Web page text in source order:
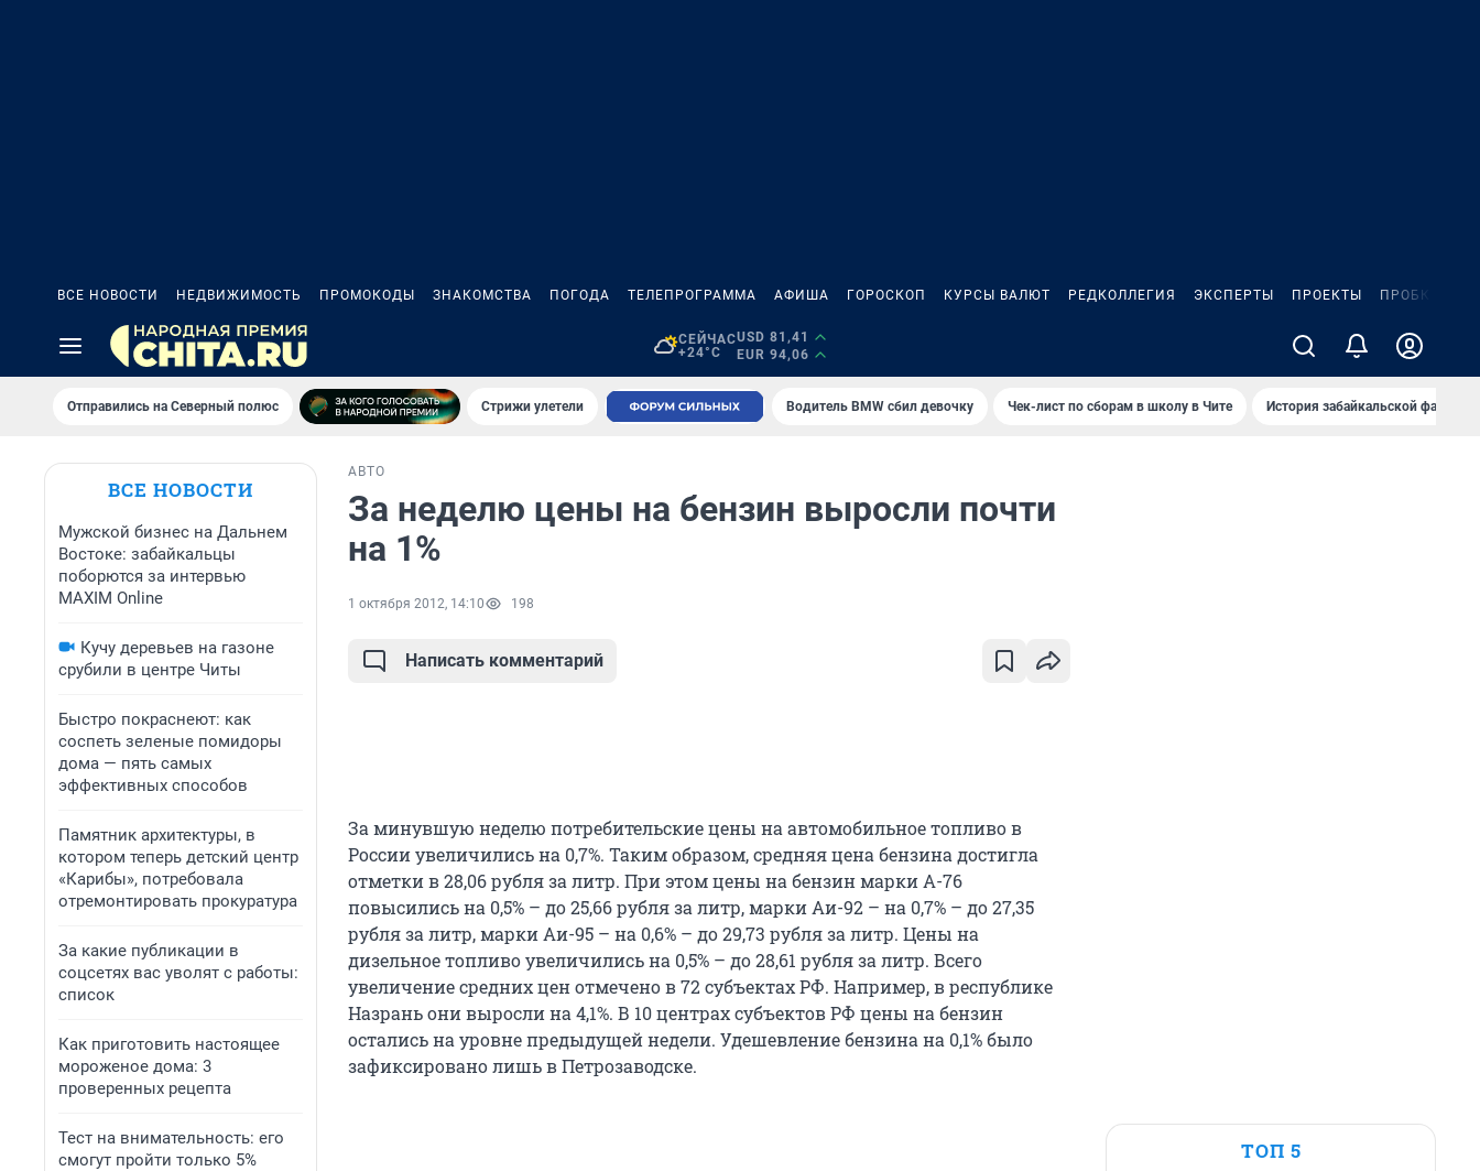
ВСЕ НОВОСТИ НЕДВИЖИМОСТЬ ПРОМОКОДЫ ЗНАКОМСТВА ПОГОДА ТЕЛЕПРОГРАММА АФИША ГОРОСКОП КУРСЫ ВАЛЮТ РЕДКОЛЛЕГИЯ ЭКСПЕРТЫ ПРОЕКТЫ ПРОБКИ
СЕЙЧАС
+24°C
USD 81,41
EUR 94,06
Отправились на Северный полюс Стрижи улетели Водитель BMW сбил девочку Чек-лист по сборам в школу в Чите История забайкальской фамилии
ВСЕ НОВОСТИ
Мужской бизнес на Дальнем
Востоке: забайкальцы
поборются за интервью
MAXIM Online
Кучу деревьев на газоне
срубили в центре Читы
Быстро покраснеют: как
соспеть зеленые помидоры
дома — пять самых
эффективных способов
Памятник архитектуры, в
котором теперь детский центр
«Карибы», потребовала
отремонтировать прокуратура
За какие публикации в
соцсетях вас уволят с работы:
список
Как приготовить настоящее
мороженое дома: 3
проверенных рецепта
Тест на внимательность: его
смогут пройти только 5%
АВТО
За неделю цены на бензин выросли почти
на 1%
1 октября 2012, 14:10 198
Написать комментарий
За минувшую неделю потребительские цены на автомобильное топливо в
России увеличились на 0,7%. Таким образом, средняя цена бензина достигла
отметки в 28,06 рубля за литр. При этом цены на бензин марки А-76
повысились на 0,5% – до 25,66 рубля за литр, марки Аи-92 – на 0,7% – до 27,35
рубля за литр, марки Аи-95 – на 0,6% – до 29,73 рубля за литр. Цены на
дизельное топливо увеличились на 0,5% – до 28,61 рубля за литр. Всего
увеличение средних цен отмечено в 72 субъектах РФ. Например, в республике
Назрань они выросли на 4,1%. В 10 центрах субъектов РФ цены на бензин
остались на уровне предыдущей недели. Удешевление бензина на 0,1% было
зафиксировано лишь в Петрозаводске.
ТОП 5